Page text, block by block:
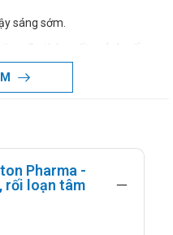
sáng sớm.
mãn tính, mất ngủ do rối
ngược hay căng thẳng
Boston Pharma:
kéo dài. Nên sử dụng liều
Pharma -
rối loạn tâm